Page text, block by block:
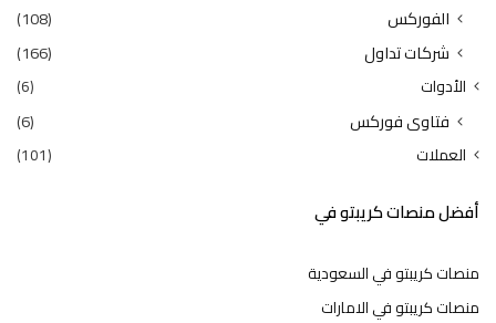
الفوركس
(108)
شركات تداول
(166)
الأدوات (6)
فتاوى فوركس (6)
العملات (101)
أفضل منصات كريبتو في
منصات كريبتو في السعودية
منصات كريبتو في الامارات